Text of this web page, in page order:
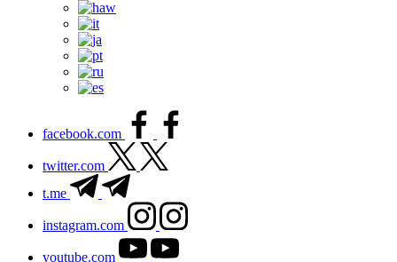
facebook.com
twitter.com
t.me
instagram.com
youtube.com